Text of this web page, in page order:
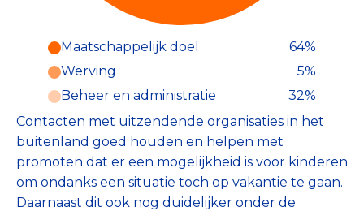
Maatschappelijk doel
64%
Werving
5%
Beheer en administratie
32%
Contacten met uitzendende organisaties in het
buitenland goed houden en helpen met
promoten dat er een mogelijkheid is voor kinderen
om ondanks een situatie toch op vakantie te gaan.
Daarnaast dit ook nog duidelijker onder de